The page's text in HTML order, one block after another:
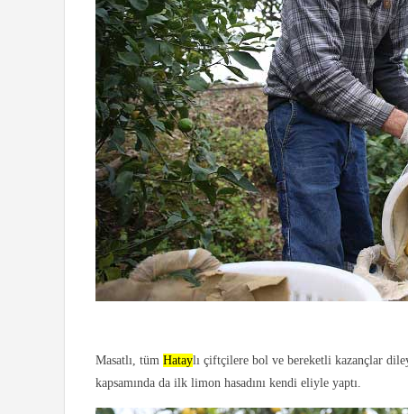
Masatlı, tüm Hataylı çiftçilere bol ve bereketli kazançlar
kapsamında da ilk limon hasadını kendi eliyle yaptı.